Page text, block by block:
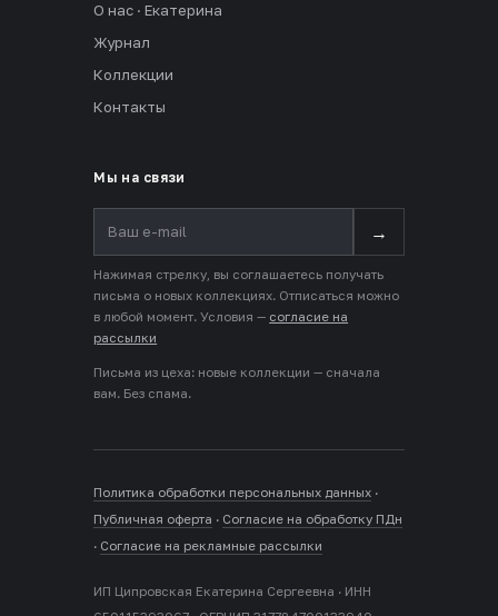
О нас · Екатерина
Журнал
Коллекции
Контакты
Мы на связи
→
Нажимая стрелку, вы соглашаетесь получать
письма о новых коллекциях. Отписаться можно
в любой момент. Условия — согласие на
рассылки
Письма из цеха: новые коллекции — сначала
вам. Без спама.
Политика обработки персональных данных ·
Публичная оферта · Согласие на обработку ПДн
· Согласие на рекламные рассылки
ИП Ципровская Екатерина Сергеевна · ИНН